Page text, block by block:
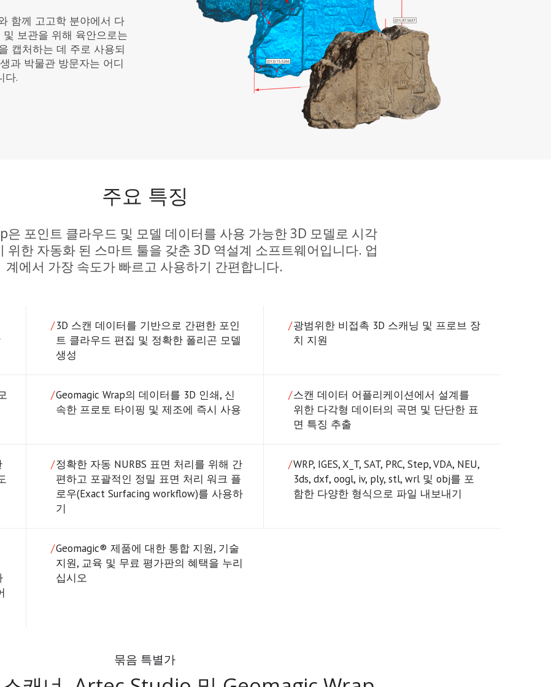
함께 고고학 분야에서 다
보관을 위해 육안으로는
캡처하는 데 주로 사용되
과 박물관 방문자는 어디
다.
주요 특징
은 포인트 클라우드 및 모델 데이터를 사용 가능한 3D 모델로 시각
위한 자동화 된 스마트 툴을 갖춘 3D 역설계 소프트웨어입니다. 업
계에서 가장 속도가 빠르고 사용하기 간편합니다.
3D 스캔 데이터를 기반으로 간편한 포인
트 클라우드 편집 및 정확한 폴리곤 모델
생성
광범위한 비접촉 3D 스캐닝 및 프로브 장
치 지원
Geomagic Wrap의 데이터를 3D 인쇄, 신
속한 프로토 타이핑 및 제조에 즉시 사용
스캔 데이터 어플리케이션에서 설계를
위한 다각형 데이터의 곡면 및 단단한 표
면 특징 추출
정확한 자동 NURBS 표면 처리를 위해 간
편하고 포괄적인 정밀 표면 처리 워크 플
로우(Exact Surfacing workflow)를 사용하
기
WRP, IGES, X_T, SAT, PRC, Step, VDA, NEU,
3ds, dxf, oogl, iv, ply, stl, wrl 및 obj를 포
함한 다양한 형식으로 파일 내보내기
Geomagic® 제품에 대한 통합 지원, 기술
지원, 교육 및 무료 평가판의 혜택을 누리
십시오
묶음 특별가